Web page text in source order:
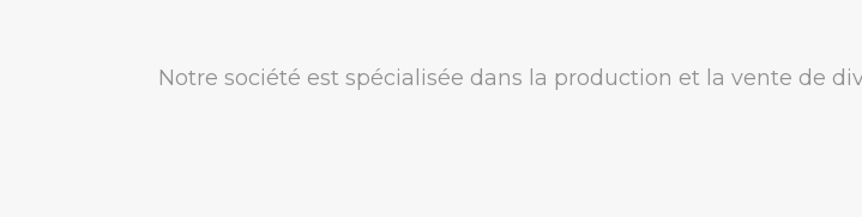
Notre société est spécialisée dans la production et la vente de